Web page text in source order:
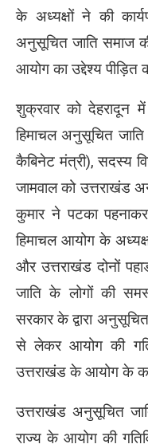
के अध्यक्षों ने की
अनुसूचित जाति समाज
आयोग का उद्देश्य पीड़ित
शुक्रवार को देहरादून
हिमाचल अनुसूचित
कैबिनेट मंत्री), सदस्य
जामवाल को उत्तराखंड
कुमार ने पटका
हिमाचल आयोग के
और उत्तराखंड दोनों
जाति के लोगों की
सरकार के द्वारा
से लेकर आयोग की
उत्तराखंड के आयोग के
उत्तराखंड अनुसूचित
राज्य के आयोग की